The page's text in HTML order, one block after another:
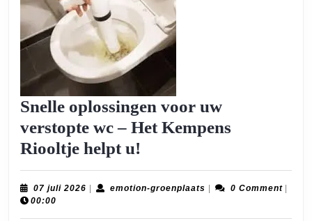
Snelle oplossingen voor uw
verstopte wc – Het Kempens
Riooltje helpt u!
oplossingen
voor
07 juli 2026 07
emotion-groenplaatsemotion-0 Comment
00:00